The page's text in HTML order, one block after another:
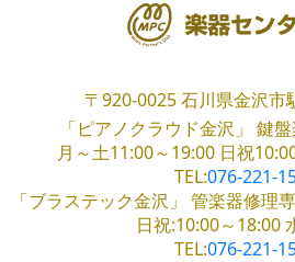
〒920-0025石川県金沢市
「ピアノクラウド金沢」 鍵
月～土11:00～19:00 日祝
TEL:076-221-
「ブラステック金沢」 管楽器修理
日祝:10:00～18:00
TEL:076-221-